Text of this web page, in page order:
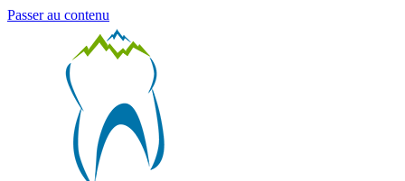
Passer au contenu